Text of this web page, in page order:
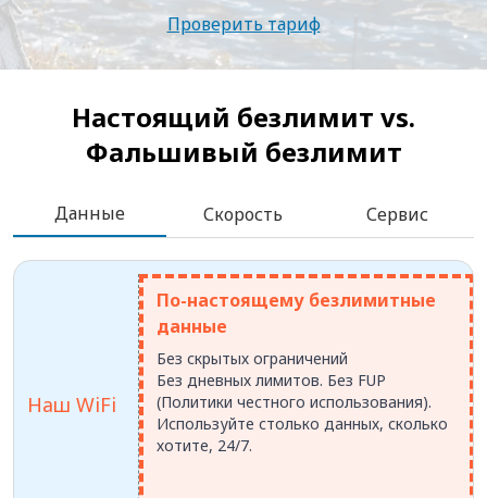
Проверить тариф
Настоящий безлимит vs.
Фальшивый безлимит
Данные Скорость Сервис
Наш WiFi
По-настоящему безлимитные
данные
Без скрытых ограничений
Без дневных лимитов. Без FUP
(Политики честного использования).
Используйте столько данных, сколько
хотите, 24/7.